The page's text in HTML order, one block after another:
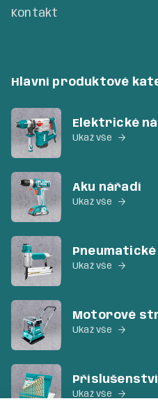
Kontakt
Hlavní produktové
Elektrické
Ukaž vše 
Aku nářadí
Ukaž vše 
Ukaž vše 
Motorové
Ukaž vše 
Příslušenství
Ukaž vše 